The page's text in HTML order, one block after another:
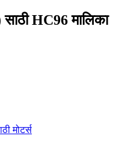
HC96 मालिका
मोटर्स